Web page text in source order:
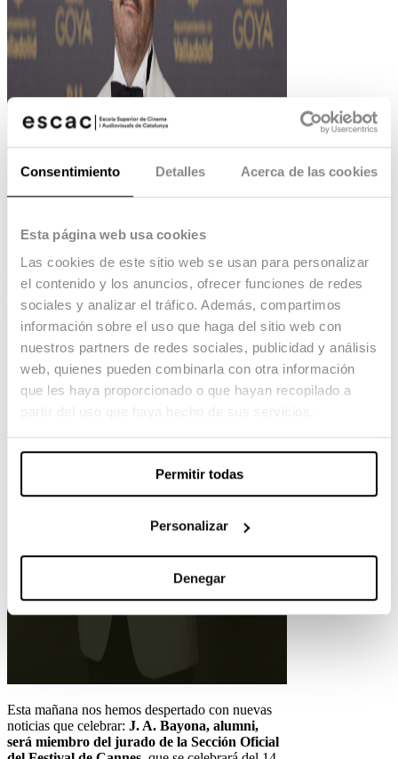
Consentimiento Detalles Acerca de las cookies
Esta página web usa cookies
Las cookies de este sitio web se usan para personalizar
el contenido y los anuncios, ofrecer funciones de redes
sociales y analizar el tráfico. Además, compartimos
información sobre el uso que haga del sitio web con
nuestros partners de redes sociales, publicidad y análisis
web, quienes pueden combinarla con otra información
que les haya proporcionado o que hayan recopilado a
Permitir todas
Personalizar
Denegar
Esta mañana nos hemos despertado con nuevas
noticias que celebrar: J. A. Bayona, alumni,
será miembro del jurado de la Sección Oficial